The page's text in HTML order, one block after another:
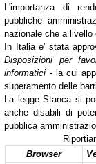
L'importanza di
pubbliche
nazionale che a livello
In Italia e' stata
Disposizioni per
informatici - la cui
superamento delle
La legge Stanca si
anche disabili di
pubblica
Browser